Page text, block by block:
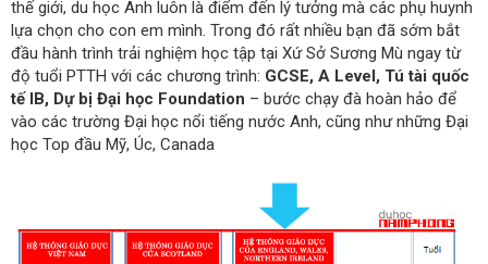
thế giới, du học Anh luôn là điểm đến lý tưởng mà các phụ huynh
lựa chọn cho con em mình. Trong đó rất nhiều bạn đã sớm bắt
đầu hành trình trải nghiệm học tập tại Xứ Sở Sương Mù ngay từ
độ tuổi PTTH với các chương trình: GCSE, A Level, Tú tài quốc
tế IB, Dự bị Đại học Foundation – bước chạy đà hoàn hảo để
vào các trường Đại học nổi tiếng nước Anh, cũng như những Đại
học Top đầu Mỹ, Úc, Canada